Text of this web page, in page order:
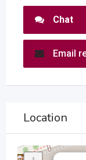
Chat
Email
Location